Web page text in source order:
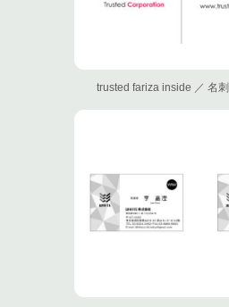
trusted fariza inside ／ 名